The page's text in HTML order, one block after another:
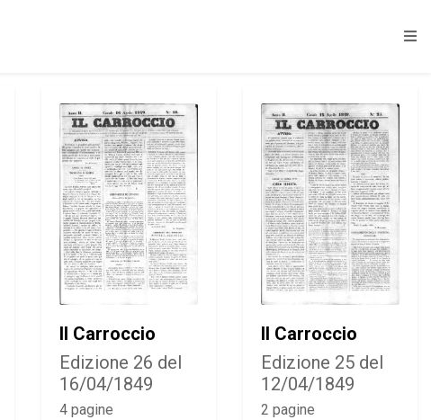
Il Carroccio
Edizione 26 del
16/04/1849
4 pagine
Il Carroccio
Edizione 25 del
12/04/1849
2 pagine